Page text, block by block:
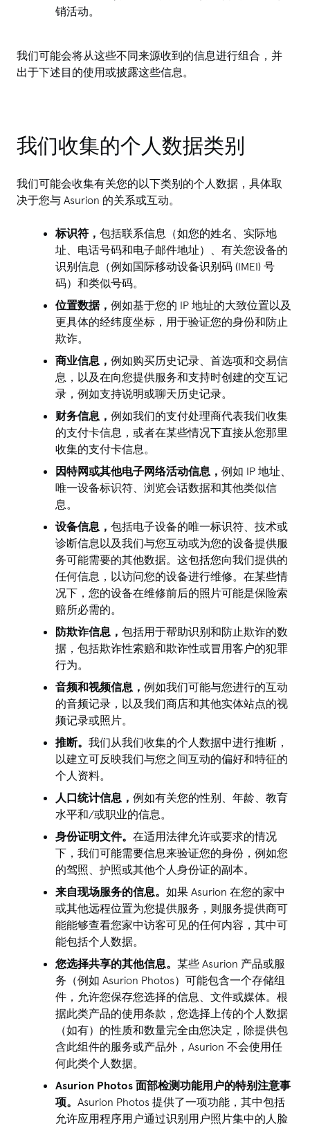
销活动。
我们可能会将从这些不同来源收到的信息进行组合，并
出于下述目的使用或披露这些信息。
我们收集的个人数据类别
我们可能会收集有关您的以下类别的个人数据，具体取
决于您与 Asurion 的关系或互动。
标识符， 包括联系信息（如您的姓名、实际地
址、电话号码和电子邮件地址）、有关您设备的
识别信息（例如国际移动设备识别码 (IMEI) 号
码）和类似号码。
位置数据， 例如基于您的 IP 地址的大致位置以及
更具体的经纬度坐标，用于验证您的身份和防止
欺诈。
商业信息， 例如购买历史记录、首选项和交易信
息，以及在向您提供服务和支持时创建的交互记
录，例如支持说明或聊天历史记录。
财务信息， 例如我们的支付处理商代表我们收集
的支付卡信息，或者在某些情况下直接从您那里
收集的支付卡信息。
因特网或其他电子网络活动信息， 例如 IP 地址、
唯一设备标识符、浏览会话数据和其他类似信
息。
设备信息， 包括电子设备的唯一标识符、技术或
诊断信息以及我们与您互动或为您的设备提供服
务可能需要的其他数据。这包括您向我们提供的
任何信息，以访问您的设备进行维修。在某些情
况下，您的设备在维修前后的照片可能是保险索
赔所必需的。
防欺诈信息， 包括用于帮助识别和防止欺诈的数
据，包括欺诈性索赔和欺诈性或冒用客户的犯罪
行为。
音频和视频信息， 例如我们可能与您进行的互动
的音频记录，以及我们商店和其他实体站点的视
频记录或照片。
推断。 我们从我们收集的个人数据中进行推断，
以建立可反映我们与您之间互动的偏好和特征的
个人资料。
人口统计信息， 例如有关您的性别、年龄、教育
水平和/或职业的信息。
身份证明文件。 在适用法律允许或要求的情况
下，我们可能需要信息来验证您的身份，例如您
的驾照、护照或其他个人身份证的副本。
来自现场服务的信息。 如果 Asurion 在您的家中
或其他远程位置为您提供服务，则服务提供商可
能能够查看您家中访客可见的任何内容，其中可
能包括个人数据。
您选择共享的其他信息。 某些 Asurion 产品或服
务（例如 Asurion Photos）可能包含一个存储组
件，允许您保存您选择的信息、文件或媒体。根
据此类产品的使用条款，您选择上传的个人数据
（如有）的性质和数量完全由您决定，除提供包
含此组件的服务或产品外，Asurion 不会使用任
何此类个人数据。
Asurion Photos 面部检测功能用户的特别注意事
项。 Asurion Photos 提供了一项功能，其中包括
允许应用程序用户通过识别用户照片集中的人脸